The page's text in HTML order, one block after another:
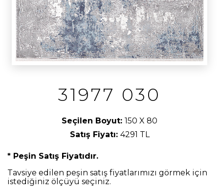
31977 030
Seçilen Boyut: 150 X 80
Satış Fiyatı: 4291 TL
* Peşin Satış Fiyatıdır.
Tavsiye edilen peşin satış fiyatlarımızı görmek için
istediğiniz ölçüyü seçiniz.